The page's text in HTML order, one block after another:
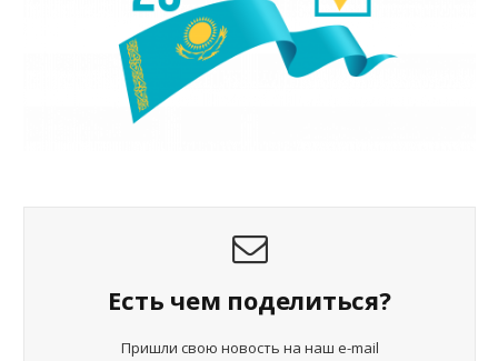
Есть чем поделиться?
Пришли свою новость на наш e-mail